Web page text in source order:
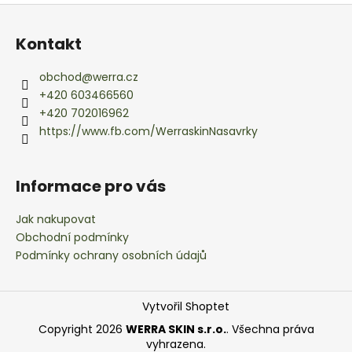
r
i
u
j
e
e
Z
Kontakt
obchod@werra.cz
+420 603466560
+420 702016962
https://www.fb.com/WerraskinNasavrky
Informace pro vás
Jak nakupovat
Obchodní podmínky
Podmínky ochrany osobních údajů
Vytvořil Shoptet
Copyright 2026 WERRA SKIN s.r.o.. Všechna práva
vyhrazena.